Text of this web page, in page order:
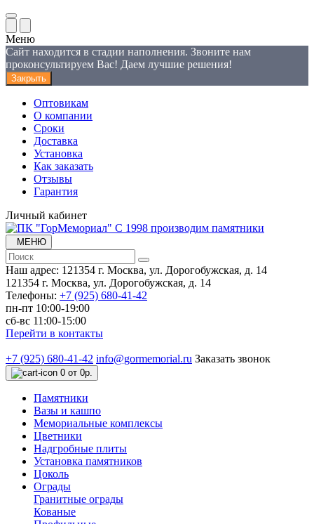
Меню
Сайт находится в стадии наполнения. Звоните нам
проконсультируем Вас! Даем лучшие решения!
Закрыть
Оптовикам
О компании
Сроки
Доставка
Установка
Как заказать
Отзывы
Гарантия
Личный кабинет
С 1998 производим памятники
МЕНЮ
Наш адрес: 121354 г. Москва, ул. Дорогобужская, д. 14
121354 г. Москва, ул. Дорогобужская, д. 14
Телефоны: +7 (925) 680-41-42
пн-пт 10:00-19:00
сб-вс 11:00-15:00
Перейти в контакты
+7 (925) 680-41-42 info@gormemorial.ru Заказать звонок
0 от 0р.
Памятники
Вазы и кашпо
Мемориальные комплексы
Цветники
Надгробные плиты
Установка памятников
Цоколь
Ограды
Гранитные ограды
Кованые